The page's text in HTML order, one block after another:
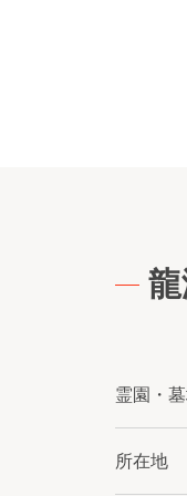
霊園・
所在地